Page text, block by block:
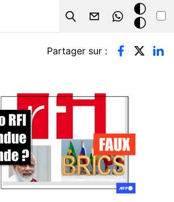
Search
Mode
sombre
Partager sur :